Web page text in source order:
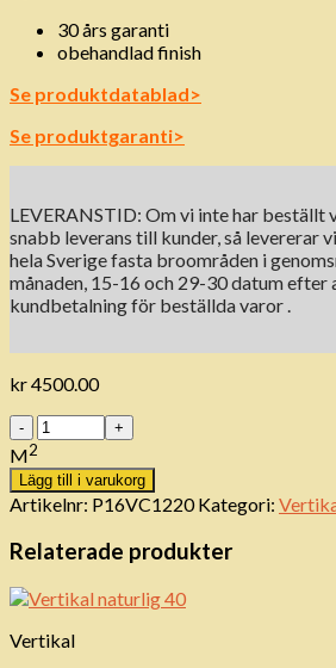
30 års garanti
obehandlad finish
Se produktdatablad>
Se produktgaranti>
LEVERANSTID: Om vi ​​inte har beställt
snabb leverans till kunder, så levererar
hela Sverige fasta broområden i
månaden, 15-16 och 29-30 datum
kundbetalning för beställda varor .
kr4500.00
Antal
M2
Lägg till i varukorg
Artikelnr: P16VC1220 Kategori:
Relaterade produkter
Vertikal